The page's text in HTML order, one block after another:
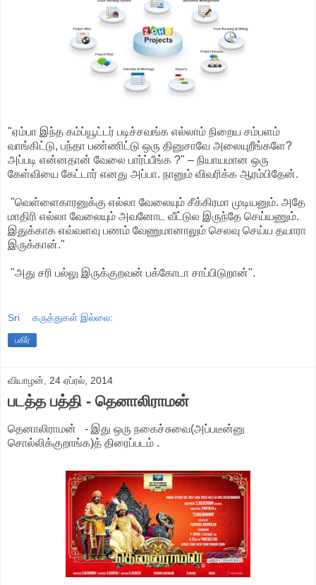
"ஏம்பா இந்த கம்ப்யூட்டர் படிச்சவங்க எல்லாம் நிறைய சம்பளம்
வாங்கிட்டு, பந்தா பண்ணிட்டு ஒரு தினுசாவே அலையுறீங்களே?
அப்படி என்னதான் வேலை பார்ப்பீங்க ?" – நியாயமான ஒரு
கேள்வியை கேட்டார் எனது அப்பா. நானும் விவரிக்க ஆரம்பிதேன்.
"வெள்ளைகாரனுக்கு எல்லா வேலையும் சீக்கிரமா முடியனும். அதே
மாதிரி எல்லா வேலையும் அவனோட வீட்டுல இருந்தே செய்யணும்.
இதுக்காக எவ்வளவு பணம் வேணுமானாலும் செலவு செய்ய தயாரா
இருக்கான்."
"அது சரி பல்லு இருக்குறவன் பக்கோடா சாப்பிடுறான்".
Sri கருத்துகள் இல்லை:
பகிர்
வியாழன், 24 ஏப்ரல், 2014
படத்த பத்தி - தெனாலிராமன்
தெனாலிராமன் - இது ஒரு நகைச்சுவை(அப்படீன்னு
சொல்லிக்குறாங்க)த் திரைப்படம் .